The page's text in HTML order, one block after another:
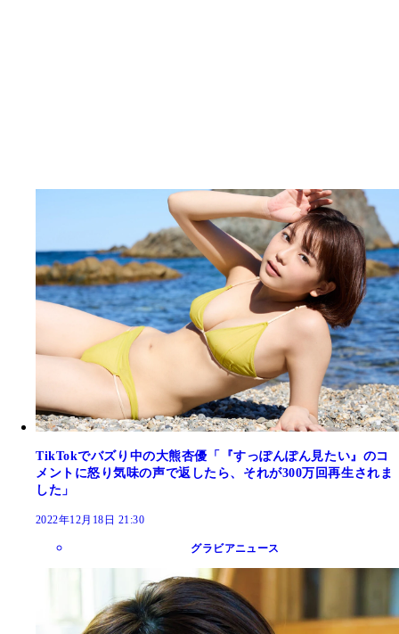
TikTokでバズり中の大熊杏優「『すっぽんぽん見たい』のコ
メントに怒り気味の声で返したら、それが300万回再生されま
した」
2022年12月18日 21:30
グラビアニュース